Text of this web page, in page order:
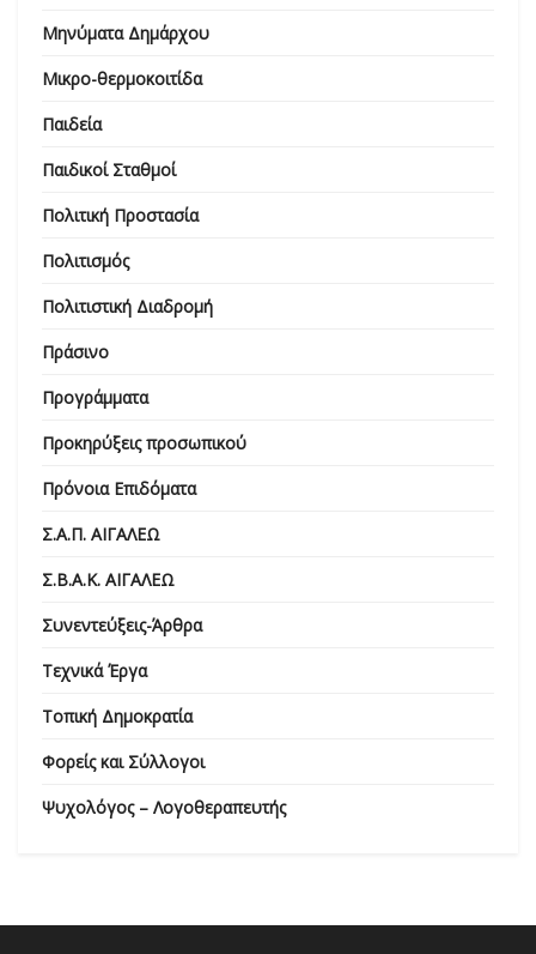
Μηνύματα Δημάρχου
Μικρο-θερμοκοιτίδα
Παιδεία
Παιδικοί Σταθμοί
Πολιτική Προστασία
Πολιτισμός
Πολιτιστική Διαδρομή
Πράσινο
Προγράμματα
Προκηρύξεις προσωπικού
Πρόνοια Επιδόματα
Σ.Α.Π. ΑΙΓΑΛΕΩ
Σ.Β.Α.Κ. ΑΙΓΑΛΕΩ
Συνεντεύξεις-Άρθρα
Τεχνικά Έργα
Τοπική Δημοκρατία
Φορείς και Σύλλογοι
Ψυχολόγος – Λογοθεραπευτής